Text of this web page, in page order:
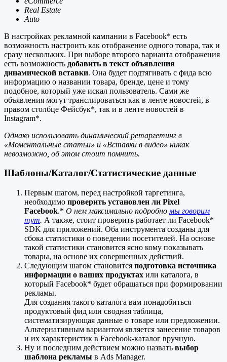
Real Estate
Auto
В настройках рекламной кампании в Facebook* есть
возможность настроить как отображение одного товара, так и
сразу нескольких. При выборе второго варианта отображения
есть возможность добавить в текст объявления
динамической вставки. Она будет подтягивать с фида всю
информацию о названии товара, бренде, цене и тому
подобное, который уже искал пользователь. Сами же
объявления могут транслироваться как в ленте новостей, в
правом столбце Фейсбук*, так и в ленте новостей в
Instagram*.
Однако использовать динамический ретаргетинг в
«Моментальные статьи» и «Вставки в видео» никак
невозможно, об этом стоит помнить.
Шаблоны/Каталог/Статистические данные
Первым шагом, перед настройкой таргетинга,
необходимо проверить установлен ли Pixel
Facebook.* О нем максимально подробно мы говорим
тут. А также, стоит проверить работает ли Facebook*
SDK для приложений. Оба инструмента созданы для
сбока статистики о поведении посетителей. На основе
такой статистики становится ясно кому показывать
товары, на основе их совершенных действий.
Следующим шагом становится подготовка источника
информации о ваших продуктах или каталога, в
который Facebook* будет обращаться при формировании
рекламы.
Для создания такого каталога вам понадобиться
продуктовый фид или сводная таблица,
систематизирующая данные о товаре или предложении.
Альтернативным вариантом является занесение товаров
и их характеристик в Facebook-каталог вручную.
Ну и последним действием можно назвать выбор
шаблона рекламы в Ads Manager.